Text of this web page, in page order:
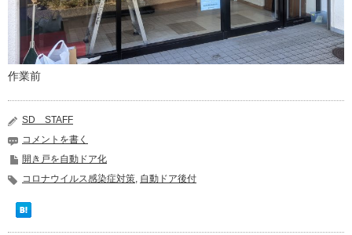
作業前
SD STAFF
コメントを書く
開き戸を自動ドア化
コロナウイルス感染症対策 自動ドア後付